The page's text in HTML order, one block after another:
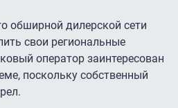
обширной дилерской сети
свои региональные
оператор заинтересован
поскольку собственный